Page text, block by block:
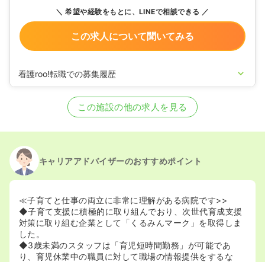
希望や経験をもとに、LINEで相談できる
この求人について聞いてみる
看護roo!転職での募集履歴
正・准看護師の募集を休止
正・准看護師を募集中
この施設の他の求人を見る
キャリアアドバイザーのおすすめポイント
≪子育てと仕事の両立に非常に理解がある病院です>>
◆子育て支援に積極的に取り組んでおり、次世代育成支援
対策に取り組む企業として「くるみんマーク」を取得しま
した。
◆3歳未満のスタッフは「育児短時間勤務」が可能であ
り、育児休業中の職員に対して職場の情報提供をするな